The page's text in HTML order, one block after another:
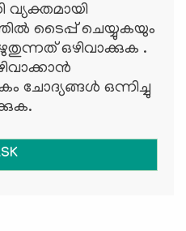
വ്യക്തമായി
ടൈപ്പ് ചെയ്യുകയും
ഒഴിവാക്കുക .
ചോദ്യങ്ങള്‍ ഒന്നിച്ചു